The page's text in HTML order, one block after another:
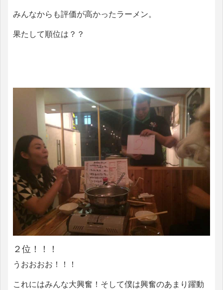
みんなからも評価が高かったラーメン。
果たして順位は？？
２位！！！
うおおおお！！！
これにはみんな大興奮！そして僕は興奮のあまり躍動